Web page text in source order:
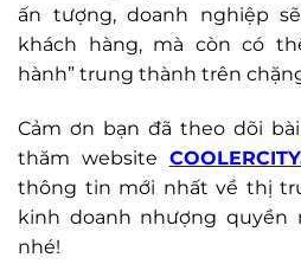
ấn tượng, doanh nghiệp
khách hàng, mà còn có
hành” trung thành trên
Cảm ơn bạn đã theo dõi
thăm website
thông tin mới nhất về thị
kinh doanh nhượng quyền
nhé!